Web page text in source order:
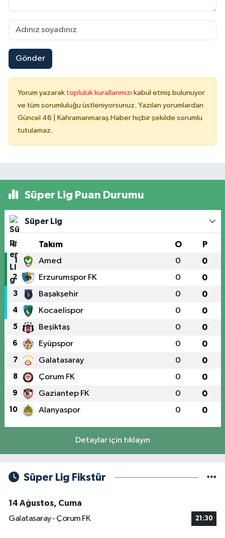
Gönder
Yorum yazarak topluluk kurallarımızı kabul etmiş bulunuyor
ve tüm sorumluluğu üstleniyorsunuz. Yazılan yorumlardan
Güncel 46 | Kahramanmaraş Haber hiçbir şekilde sorumlu
tutulamaz.
Süper Lig Puan Durumu
Süper Lig
# Takım O P
1 Amed 0 0
2 Erzurumspor FK 0 0
3 Başakşehir 0 0
4 Kocaelispor 0 0
5 Beşiktaş 0 0
6 Eyüpspor 0 0
7 Galatasaray 0 0
8 Çorum FK 0 0
9 Gaziantep FK 0 0
10 Alanyaspor 0 0
Detaylar için tıklayın
Süper Lig Fikstür
14 Ağustos, Cuma
Galatasaray - Çorum FK
21:30